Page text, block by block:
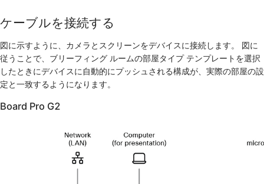
ケーブルを接続する
図に示すように、カメラとスクリーンをデバイスに接続します。 図に
従うことで、ブリーフィング ルームの部屋タイプ テンプレートを選択
したときにデバイスに自動的にプッシュされる構成が、実際の部屋の設
定と一致するようになります。
Board Pro G2